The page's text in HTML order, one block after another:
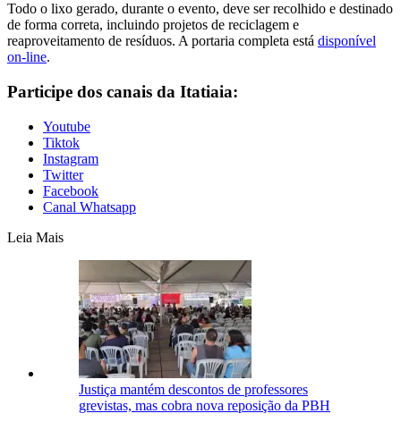
Todo o lixo gerado, durante o evento, deve ser recolhido e destinado
de forma correta, incluindo projetos de reciclagem e
reaproveitamento de resíduos. A portaria completa está disponível
on-line.
Participe dos canais da Itatiaia:
Youtube
Tiktok
Instagram
Twitter
Facebook
Canal Whatsapp
Leia Mais
Justiça mantém descontos de professores
grevistas, mas cobra nova reposição da PBH